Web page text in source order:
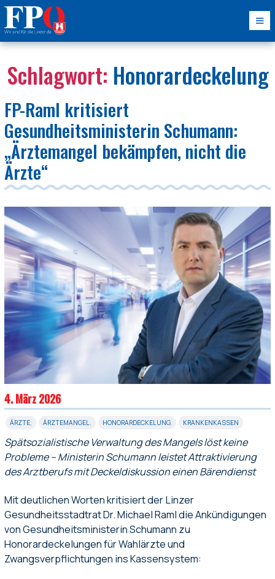
Schlagwort: Honorardeckelung
FP-Raml kritisiert
Gesundheitsministerin Schumann:
„Ärztemangel bekämpfen, nicht die
Ärzte“
4. März 2026
ÄRZTE, ÄRZTEMANGEL, HONORARDECKELUNG, KRANKENKASSEN
Spätsozialistische Verwaltung des Mangels löst keine
Probleme – Ministerin Schumann leistet Attraktivierung
des Arztberufs mit Deckeldiskussion einen Bärendienst
Mit deutlichen Worten kritisiert der Linzer
Gesundheitsstadtrat Dr. Michael Raml die Ankündigungen
von Gesundheitsministerin Schumann zu
Honorardeckelungen für Wahlärzte und
Zwangsverpflichtungen ins Kassensystem: